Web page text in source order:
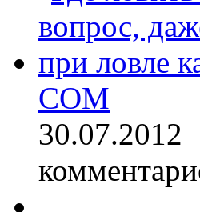
СОМ
30.07.2012